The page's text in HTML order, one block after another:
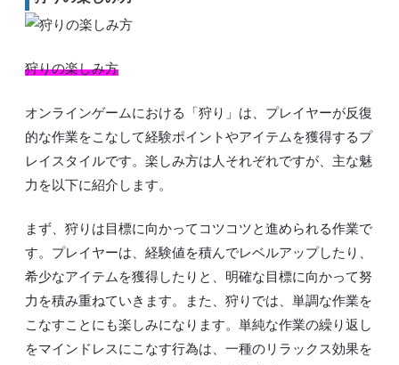
狩りの楽しみ方
オンラインゲームにおける「狩り」は、プレイヤーが反復
的な作業をこなして経験ポイントやアイテムを獲得するプ
レイスタイルです。楽しみ方は人それぞれですが、主な魅
力を以下に紹介します。
まず、狩りは目標に向かってコツコツと進められる作業で
す。プレイヤーは、経験値を積んでレベルアップしたり、
希少なアイテムを獲得したりと、明確な目標に向かって努
力を積み重ねていきます。また、狩りでは、単調な作業を
こなすことにも楽しみになります。単純な作業の繰り返し
をマインドレスにこなす行為は、一種のリラックス効果を